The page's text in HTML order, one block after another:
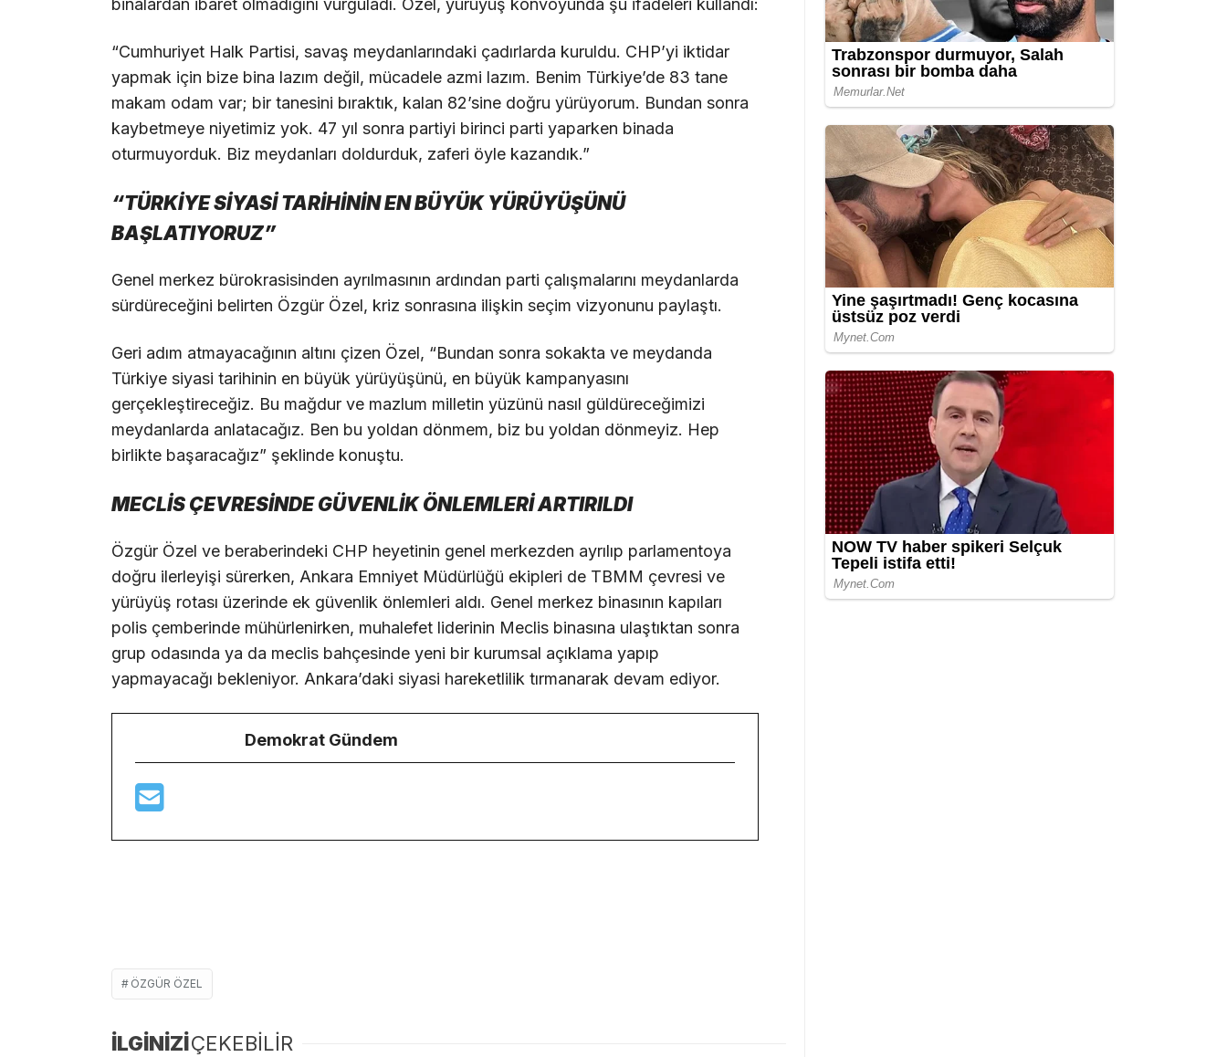
binalardan ibaret olmadığını vurguladı. Özel, yürüyüş konvoyunda şu ifadeleri kullandı:
“Cumhuriyet Halk Partisi, savaş meydanlarındaki çadırlarda kuruldu. CHP’yi iktidar
yapmak için bize bina lazım değil, mücadele azmi lazım. Benim Türkiye’de 83 tane
makam odam var; bir tanesini bıraktık, kalan 82’sine doğru yürüyorum. Bundan sonra
kaybetmeye niyetimiz yok. 47 yıl sonra partiyi birinci parti yaparken binada
oturmuyorduk. Biz meydanları doldurduk, zaferi öyle kazandık.”
“TÜRKİYE SİYASİ TARİHİNİN EN BÜYÜK YÜRÜYÜŞÜNÜ
BAŞLATIYORUZ”
Genel merkez bürokrasisinden ayrılmasının ardından parti çalışmalarını meydanlarda
sürdüreceğini belirten Özgür Özel, kriz sonrasına ilişkin seçim vizyonunu paylaştı.
Geri adım atmayacağının altını çizen Özel, “Bundan sonra sokakta ve meydanda
Türkiye siyasi tarihinin en büyük yürüyüşünü, en büyük kampanyasını
gerçekleştireceğiz. Bu mağdur ve mazlum milletin yüzünü nasıl güldüreceğimizi
meydanlarda anlatacağız. Ben bu yoldan dönmem, biz bu yoldan dönmeyiz. Hep
birlikte başaracağız” şeklinde konuştu.
MECLİS ÇEVRESİNDE GÜVENLİK ÖNLEMLERİ ARTIRILDI
Özgür Özel ve beraberindeki CHP heyetinin genel merkezden ayrılıp parlamentoya
doğru ilerleyişi sürerken, Ankara Emniyet Müdürlüğü ekipleri de TBMM çevresi ve
yürüyüş rotası üzerinde ek güvenlik önlemleri aldı. Genel merkez binasının kapıları
polis çemberinde mühürlenirken, muhalefet liderinin Meclis binasına ulaştıktan sonra
grup odasında ya da meclis bahçesinde yeni bir kurumsal açıklama yapıp
yapmayacağı bekleniyor. Ankara’daki siyasi hareketlilik tırmanarak devam ediyor.
Demokrat Gündem
ÖZGÜR ÖZEL
İLGİNİZİÇEKEBİLİR